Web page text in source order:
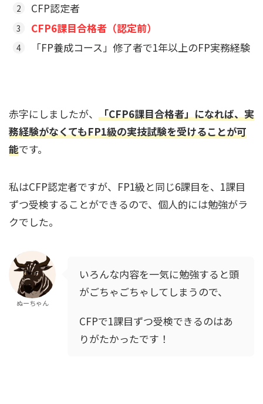
CFP認定者
CFP6課目合格者（認定前）
「FP養成コース」修了者で1年以上のFP実務経験
赤字にしましたが、 「CFP6課目合格者」になれば、実
務経験がなくてもFP1級の実技試験を受けることが可
能です。
私はCFP認定者ですが、FP1級と同じ6課目を、1課目
ずつ受検することができるので、個人的には勉強がラ
クでした。
ぬーちゃん
いろんな内容を一気に勉強すると頭
がごちゃごちゃしてしまうので、
CFPで1課目ずつ受検できるのはあ
りがたかったです！